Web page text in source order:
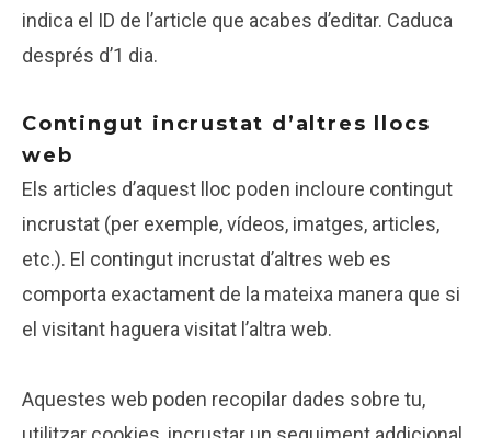
indica el ID de l’article que acabes d’editar. Caduca
després d’1 dia.
Contingut incrustat d’altres llocs
web
Els articles d’aquest lloc poden incloure contingut
incrustat (per exemple, vídeos, imatges, articles,
etc.). El contingut incrustat d’altres web es
comporta exactament de la mateixa manera que si
el visitant haguera visitat l’altra web.
Aquestes web poden recopilar dades sobre tu,